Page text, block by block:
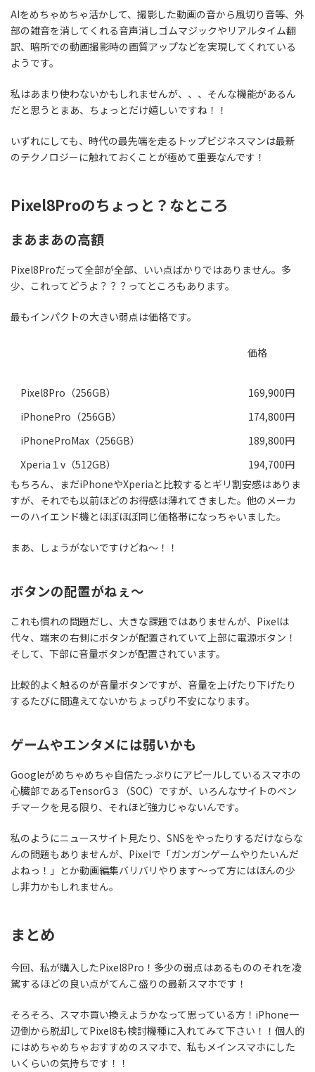
AIをめちゃめちゃ活かして、撮影した動画の音から風切り音等、外
部の雑音を消してくれる音声消しゴムマジックやリアルタイム翻
訳、暗所での動画撮影時の画質アップなどを実現してくれている
ようです。
私はあまり使わないかもしれませんが、、、そんな機能があるん
だと思うとまあ、ちょっとだけ嬉しいですね！！
いずれにしても、時代の最先端を走るトップビジネスマンは最新
のテクノロジーに触れておくことが極めて重要なんです！
Pixel8Proのちょっと？なところ
まあまあの高額
Pixel8Proだって全部が全部、いい点ばかりではありません。多
少、これってどうよ？？？ってところもあります。
最もインパクトの大きい弱点は価格です。
価格
Pixel8Pro（256GB）
169,900円
iPhonePro（256GB）
174,800円
iPhoneProMax（256GB）
189,800円
Xperia１v（512GB）
194,700円
もちろん、まだiPhoneやXperiaと比較するとギリ割安感はありま
すが、それでも以前ほどのお得感は薄れてきました。他のメーカ
ーのハイエンド機とほぼほぼ同じ価格帯になっちゃいました。
まあ、しょうがないですけどね〜！！
ボタンの配置がねぇ～
これも慣れの問題だし、大きな課題ではありませんが、Pixelは
代々、端末の右側にボタンが配置されていて上部に電源ボタン！
そして、下部に音量ボタンが配置されています。
比較的よく触るのが音量ボタンですが、音量を上げたり下げたり
するたびに間違えてないかちょっぴり不安になります。
ゲームやエンタメには弱いかも
Googleがめちゃめちゃ自信たっぷりにアピールしているスマホの
心臓部であるTensorG３（SOC）ですが、いろんなサイトのベン
チマークを見る限り、それほど強力じゃないんです。
私のようにニュースサイト見たり、SNSをやったりするだけならな
んの問題もありませんが、Pixelで「ガンガンゲームやりたいんだ
よねっ！」とか動画編集バリバリやります〜って方にはほんの少
し非力かもしれません。
まとめ
今回、私が購入したPixel8Pro！多少の弱点はあるもののそれを凌
駕するほどの良い点がてんこ盛りの最新スマホです！
そろそろ、スマホ買い換えようかなって思っている方！iPhone一
辺倒から脱却してPixel8も検討機種に入れてみて下さい！！個人的
にはめちゃめちゃおすすめのスマホで、私もメインスマホにした
いくらいの気持ちです！！